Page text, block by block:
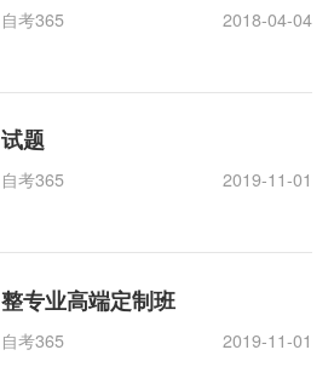
自考365 2018-04-04
试题
自考365 2019-11-01
整专业高端定制班
自考365 2019-11-01